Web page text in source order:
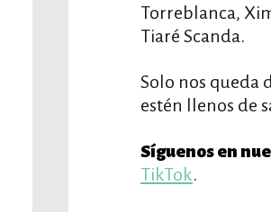
Torreblanca,
Tiaré Scanda.
Solo nos queda
estén llenos de
Síguenos en
TikTok.